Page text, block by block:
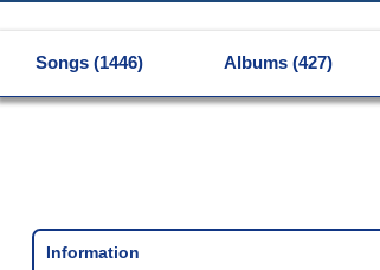
Songs (1446) Albums (427)
Information